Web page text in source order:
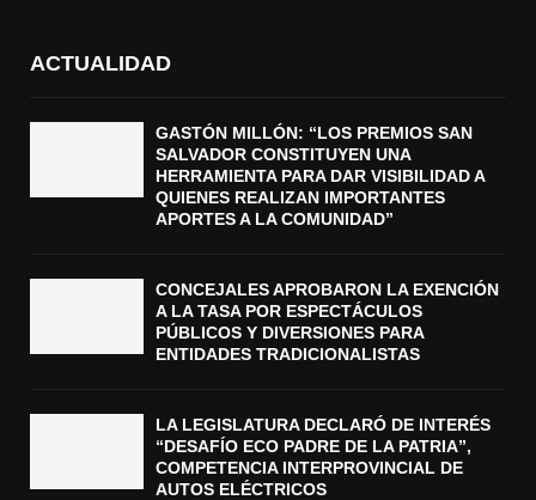
ACTUALIDAD
GASTÓN MILLÓN: “LOS PREMIOS SAN
SALVADOR CONSTITUYEN UNA
HERRAMIENTA PARA DAR VISIBILIDAD A
QUIENES REALIZAN IMPORTANTES
APORTES A LA COMUNIDAD”
CONCEJALES APROBARON LA EXENCIÓN
A LA TASA POR ESPECTÁCULOS
PÚBLICOS Y DIVERSIONES PARA
ENTIDADES TRADICIONALISTAS
LA LEGISLATURA DECLARÓ DE INTERÉS
“DESAFÍO ECO PADRE DE LA PATRIA”,
COMPETENCIA INTERPROVINCIAL DE
AUTOS ELÉCTRICOS